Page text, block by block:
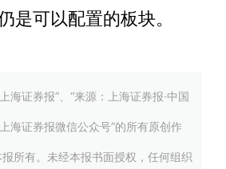
是可以配置的板块。
海证券报”、“来源：上海证券报·中国
海证券报微信公众号”的所有原创作
所有。未经本报书面授权，任何组织